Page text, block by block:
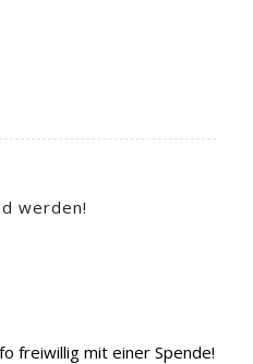
werden!
freiwillig mit einer Spende!